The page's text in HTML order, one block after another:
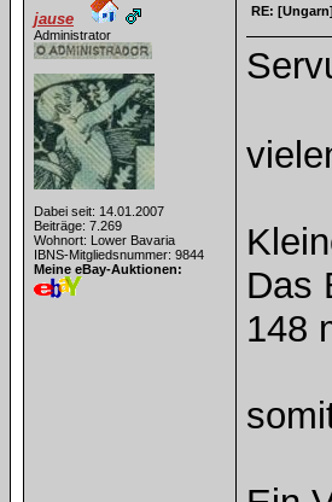
jause
Administrator
Dabei seit: 14.01.2007
Beiträge: 7.269
Wohnort: Lower Bavaria
IBNS-Mitgliedsnummer: 9844
Meine eBay-Auktionen:
RE:
Das
148